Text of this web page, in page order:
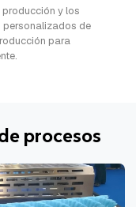
y los
personalizados de
para
procesos